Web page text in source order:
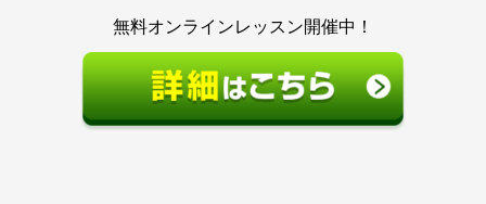
無料オンラインレッスン開催中！